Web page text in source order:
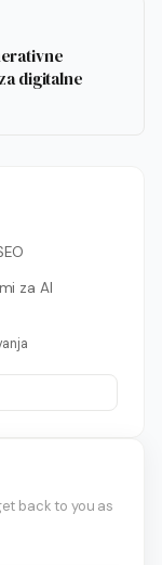
digitalne
za AI
back to you as